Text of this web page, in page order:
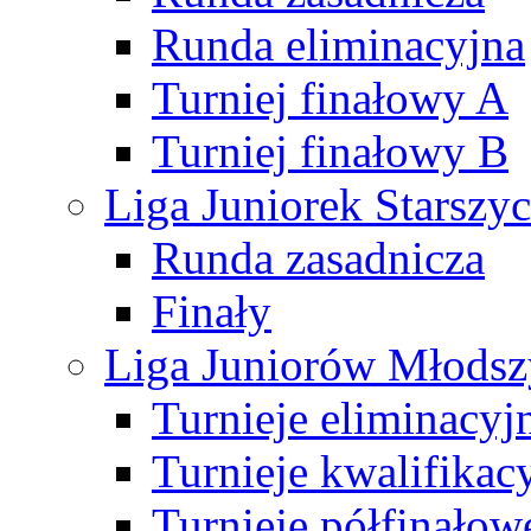
Runda eliminacyjna
Turniej finałowy A
Turniej finałowy B
Liga Juniorek
Runda zasadnicza
Finały
Liga Juniorów
Turnieje
Turnieje